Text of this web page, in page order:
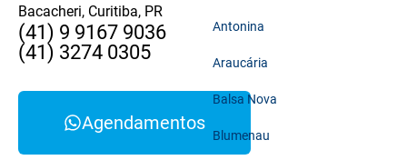
Bacacheri, Curitiba, PR
(41) 9 9167 9036
(41) 3274 0305
Agendamentos
Antonina
Araucária
Balsa Nova
Blumenau